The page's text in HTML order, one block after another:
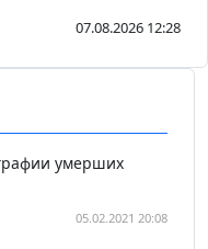
07.08.2026 12:28
умерших
05.02.2021 20:08